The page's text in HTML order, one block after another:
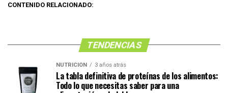
CONTENIDO RELACIONADO:
TENDENCIAS
NUTRICIÓN 3 años atrás
La tabla definitiva de proteínas de los alimentos:
Todo lo que necesitas saber para una